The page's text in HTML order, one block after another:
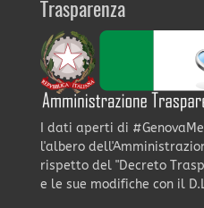
Trasparenza
I dati aperti di
l'albero
rispetto del "Decreto
e le sue modifiche con il